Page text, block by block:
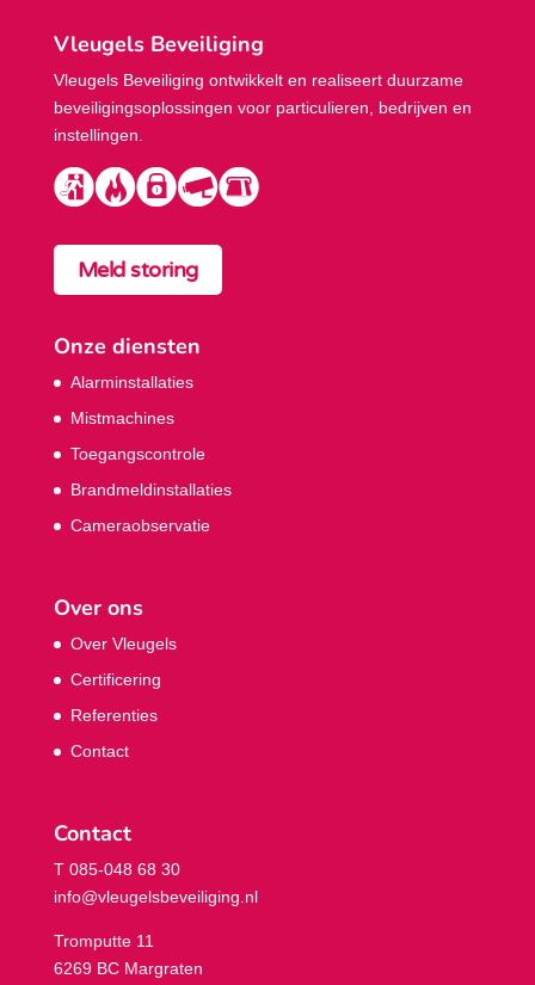
Vleugels Beveiliging
Vleugels Beveiliging ontwikkelt en realiseert duurzame
beveiligings­oplossingen voor particulieren, bedrijven en
instellingen.
Meld storing
Onze diensten
Alarminstallaties
Mistmachines
Toegangscontrole
Brandmeldinstallaties
Cameraobservatie
Over ons
Over Vleugels
Certificering
Referenties
Contact
Contact
T 085-048 68 30
info@vleugelsbeveiliging.nl
Tromputte 11
6269 BC Margraten